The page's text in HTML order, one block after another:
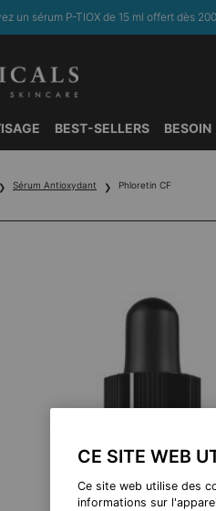
un sérum P-TIOX de 15 ml offert dès
BEST-SELLERS BESOIN
Sérum Antioxydant Phloretin CF
CE SITE WEB
Ce site web utilise des
informations sur